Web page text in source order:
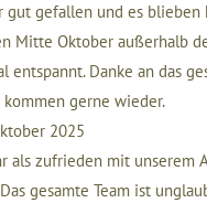
gut gefallen und es blieben
Mitte Oktober außerhalb
entspannt. Danke an das
kommen gerne wieder.
2025
als zufrieden mit unserem
gesamte Team ist